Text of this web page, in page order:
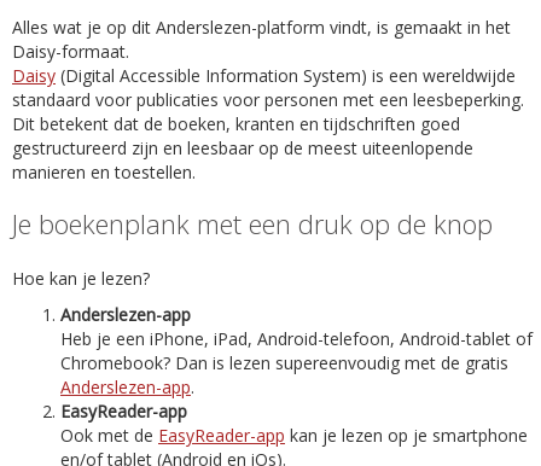
Alles wat je op dit Anderslezen-platform vindt, is gemaakt in het
Daisy-formaat.
Daisy (Digital Accessible Information System) is een wereldwijde
standaard voor publicaties voor personen met een leesbeperking.
Dit betekent dat de boeken, kranten en tijdschriften goed
gestructureerd zijn en leesbaar op de meest uiteenlopende
manieren en toestellen.
Je boekenplank met een druk op de knop
Hoe kan je lezen?
Anderslezen-app
Heb je een iPhone, iPad, Android-telefoon, Android-tablet of
Chromebook? Dan is lezen supereenvoudig met de gratis
Anderslezen-app.
EasyReader-app
Ook met de EasyReader-app kan je lezen op je smartphone
en/of tablet (Android en iOs).